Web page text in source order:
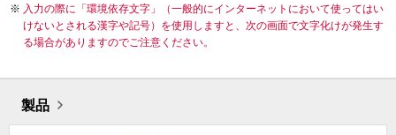
入力の際に「環境依存文字」（一般的にインターネットにおいて使ってはい
けないとされる漢字や記号）を使用しますと、次の画面で文字化けが発生す
る場合がありますのでご注意ください。
製品